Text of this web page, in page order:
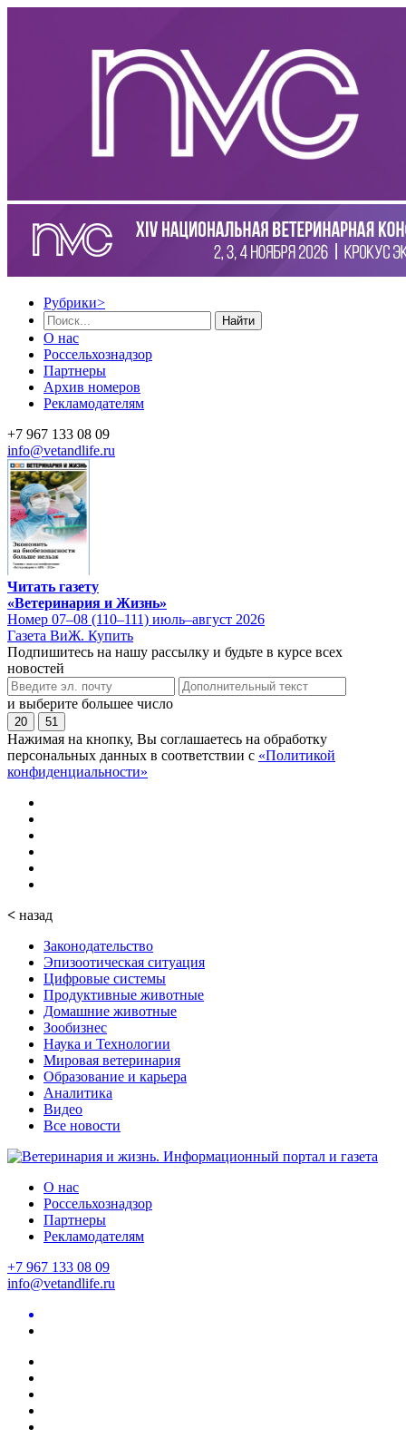
Рубрики>
Найти
О нас
Россельхознадзор
Партнеры
Архив номеров
Рекламодателям
+7 967 133 08 09
info@vetandlife.ru
Читать газету
«Ветеринария и Жизнь»
Номер 07–08 (110–111) июль–август 2026
Газета ВиЖ. Купить
Подпишитесь на нашу рассылку и будьте в курсе всех
новостей
и выберите большее число
20 51
Нажимая на кнопку, Вы соглашаетесь на обработку
персональных данных в соответствии с «Политикой
конфиденциальности»
< назад
Законодательство
Эпизоотическая ситуация
Цифровые системы
Продуктивные животные
Домашние животные
Зообизнес
Наука и Технологии
Мировая ветеринария
Образование и карьера
Аналитика
Видео
Все новости
О нас
Россельхознадзор
Партнеры
Рекламодателям
+7 967 133 08 09
info@vetandlife.ru